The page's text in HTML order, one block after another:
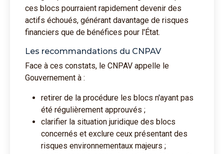
ces blocs pourraient rapidement devenir des
actifs échoués, générant davantage de risques
financiers que de bénéfices pour l'État.
Les recommandations du CNPAV
Face à ces constats, le CNPAV appelle le
Gouvernement à :
retirer de la procédure les blocs n'ayant pas
été régulièrement approuvés ;
clarifier la situation juridique des blocs
concernés et exclure ceux présentant des
risques environnementaux majeurs ;